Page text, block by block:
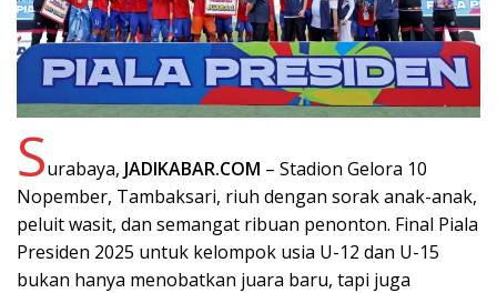
Surabaya, JADIKABAR.COM – Stadion Gelora 10
Nopember, Tambaksari, riuh dengan sorak anak-anak,
peluit wasit, dan semangat ribuan penonton. Final Piala
Presiden 2025 untuk kelompok usia U-12 dan U-15
bukan hanya menobatkan juara baru, tapi juga